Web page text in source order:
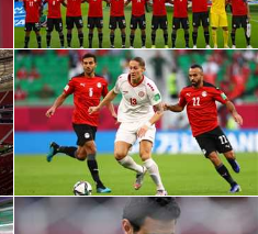
الدوري الألماني
الدوري الفرنسي
الدوري السعودي للمحترفين
دوري أبطال أوروبا